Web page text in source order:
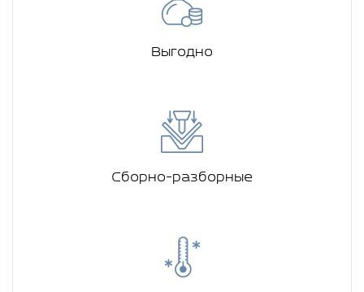
Выгодно
Сборно-разборные